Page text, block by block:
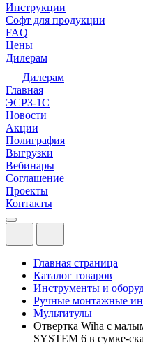
Инструкции
Софт для продукции
FAQ
Цены
Дилерам
Дилерам
Главная
ЭСРЗ-1С
Новости
Акции
Полиграфия
Выгрузки
Вебинары
Соглашение
Проекты
Контакты
Главная страница
Каталог товаров
Инструменты и
Ручные монтажные
Мультитулы
Отвертка Wiha с
SYSTEM 6 в сумке-